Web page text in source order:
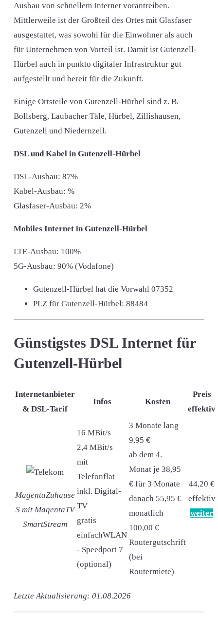
Ausbau von schnellem Internet vorantreiben.
Mittlerweile ist der Großteil des Ortes mit Glasfaser
ausgestattet, was sowohl für die Einwohner als auch
für Unternehmen von Vorteil ist. Damit ist Gutenzell-
Hürbel auch in punkto digitaler Infrastruktur gut
aufgestellt und bereit für die Zukunft.
Einige Ortsteile von Gutenzell-Hürbel sind z. B.
Bollsberg, Laubacher Täle, Hürbel, Zillishausen,
Gutenzell und Niedernzell.
DSL und Kabel in Gutenzell-Hürbel
DSL-Ausbau: 87%
Kabel-Ausbau: %
Glasfaser-Ausbau: 2%
Mobiles Internet in Gutenzell-Hürbel
LTE-Ausbau: 100%
5G-Ausbau: 90% (Vodafone)
Gutenzell-Hürbel hat die Vorwahl 07352
PLZ für Gutenzell-Hürbel: 88484
Günstigstes DSL Internet für
Gutenzell-Hürbel
Internetanbieter
& DSL-Tarif
Infos Kosten
Preis
effektiv
MagentaZuhause
S mit MagentaTV
SmartStream
16 MBit/s
2,4 MBit/s
mit
Telefonflat
inkl. Digital-
TV
gratis
einfachWLAN
- Speedport 7
(optional)
3 Monate lang
9,95 €
ab dem 4.
Monat je 38,95
€ für 3 Monate
danach 55,95 €
monatlich
100,00 €
Routergutschrift
(bei
Routermiete)
44,20 €
effektiv
weiter
Letzte Aktualisierung: 01.08.2026